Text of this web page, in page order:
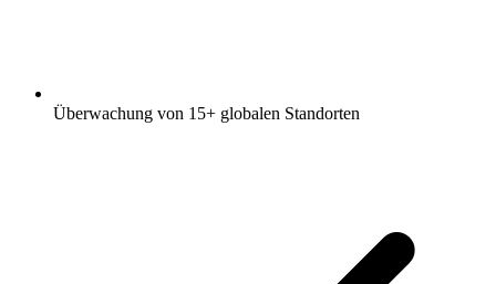
Überwachung von 15+ globalen Standorten